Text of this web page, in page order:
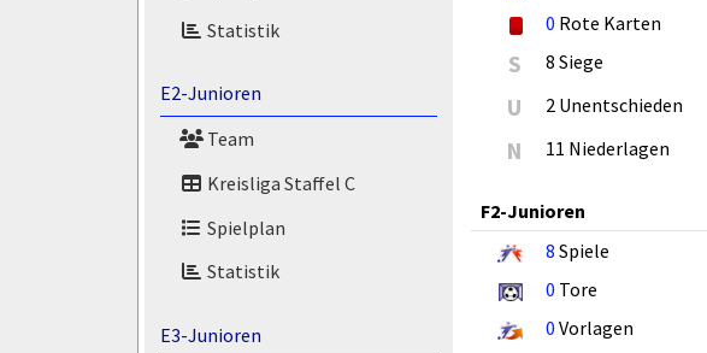
Statistik
E2-Junioren
Team
Kreisliga Staffel C
Spielplan
Statistik
E3-Junioren
0 Rote Karten
S 8 Siege
U 2 Unentschieden
N 11 Niederlagen
F2-Junioren
8 Spiele
0 Tore
0 Vorlagen